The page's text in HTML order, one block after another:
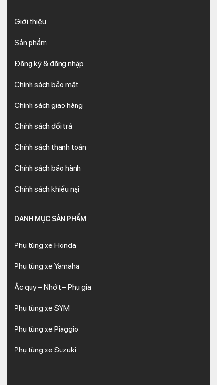
Giới thiệu
Sản phẩm
Đăng ký & đăng nhập
Chính sách bảo mật
Chính sách giao hàng
Chính sách đổi trả
Chính sách thanh toán
Chính sách bảo hành
Chính sách khiếu nại
DANH MỤC SẢN PHẨM
Phụ tùng xe Honda
Phụ tùng xe Yamaha
Ắc quy – Nhớt – Phụ gia
Phụ tùng xe SYM
Phụ tùng xe Piaggio
Phụ tùng xe Suzuki